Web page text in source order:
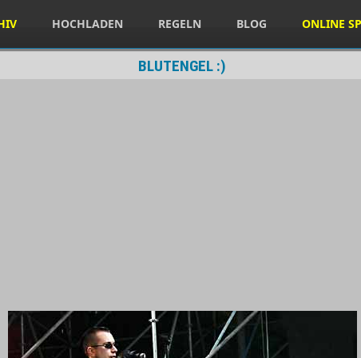
HOCHLADEN REGELN BLOG ONLINE
BLUTENGEL :)